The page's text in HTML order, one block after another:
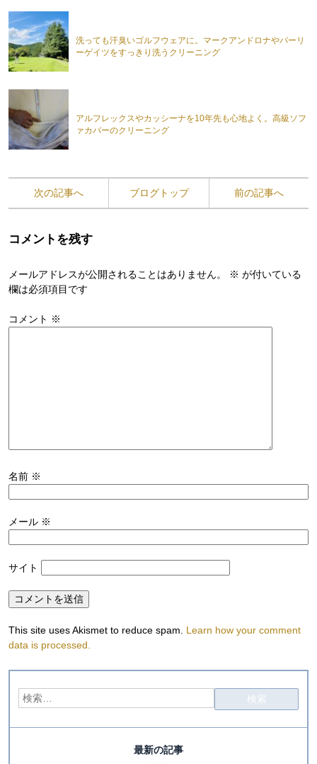
洗っても汗臭いゴルフウェアに。マークアンドロナやパーリ
ーゲイツをすっきり洗うクリーニング
アルフレックスやカッシーナを10年先も心地よく。高級ソフ
ァカバーのクリーニング
次の記事へ ブログトップ 前の記事へ
コメントを残す
メールアドレスが公開されることはありません。 ※ が付いている
欄は必須項目です
コメント ※
名前 ※
メール ※
サイト
This site uses Akismet to reduce spam. Learn how your comment
data is processed.
最新の記事